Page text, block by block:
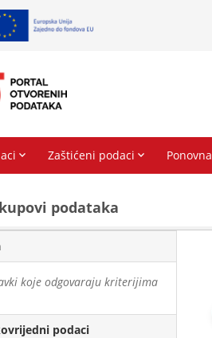
podаtаkа
koje odgovaraju kriterijima
podaci